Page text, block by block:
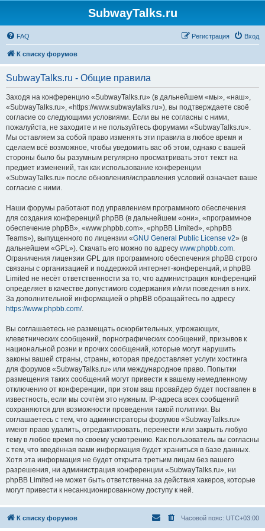
SubwayTalks.ru
FAQ Вход
Регистрация
К списку форумов
SubwayTalks.ru - Общие правила
Заходя на конференцию «SubwayTalks.ru» (в дальнейшем «мы», «наш»,
«SubwayTalks.ru», «https://www.subwaytalks.ru»), вы подтверждаете своё
согласие со следующими условиями. Если вы не согласны с ними,
пожалуйста, не заходите и не пользуйтесь форумами «SubwayTalks.ru».
Мы оставляем за собой право изменять эти правила в любое время и
сделаем всё возможное, чтобы уведомить вас об этом, однако с вашей
стороны было бы разумным регулярно просматривать этот текст на
предмет изменений, так как использование конференции
«SubwayTalks.ru» после обновления/исправления условий означает ваше
согласие с ними.
Наши форумы работают под управлением программного обеспечения
для создания конференций phpBB (в дальнейшем «они», «программное
обеспечение phpBB», «www.phpbb.com», «phpBB Limited», «phpBB
Teams»), выпущенного по лицензии «GNU General Public License v2» (в
дальнейшем «GPL»). Скачать его можно по адресу www.phpbb.com.
Ограничения лицензии GPL для программного обеспечения phpBB строго
связаны с организацией и поддержкой интернет-конференций, и phpBB
Limited не несёт ответственности за то, что администрация конференций
определяет в качестве допустимого содержания и/или поведения в них.
За дополнительной информацией о phpBB обращайтесь по адресу
https://www.phpbb.com/.
Вы соглашаетесь не размещать оскорбительных, угрожающих,
клеветнических сообщений, порнографических сообщений, призывов к
национальной розни и прочих сообщений, которые могут нарушить
законы вашей страны, страны, которая предоставляет услуги хостинга
для форумов «SubwayTalks.ru» или международное право. Попытки
размещения таких сообщений могут привести к вашему немедленному
отключению от конференции, при этом ваш провайдер будет поставлен в
известность, если мы сочтём это нужным. IP-адреса всех сообщений
сохраняются для возможности проведения такой политики. Вы
соглашаетесь с тем, что администраторы форумов «SubwayTalks.ru»
имеют право удалить, отредактировать, перенести или закрыть любую
тему в любое время по своему усмотрению. Как пользователь вы согласны
с тем, что введённая вами информация будет храниться в базе данных.
Хотя эта информация не будет открыта третьим лицам без вашего
разрешения, ни администрация конференции «SubwayTalks.ru», ни
phpBB Limited не может быть ответственна за действия хакеров, которые
могут привести к несанкционированному доступу к ней.
К списку форумов Часовой пояс: UTC+03:00